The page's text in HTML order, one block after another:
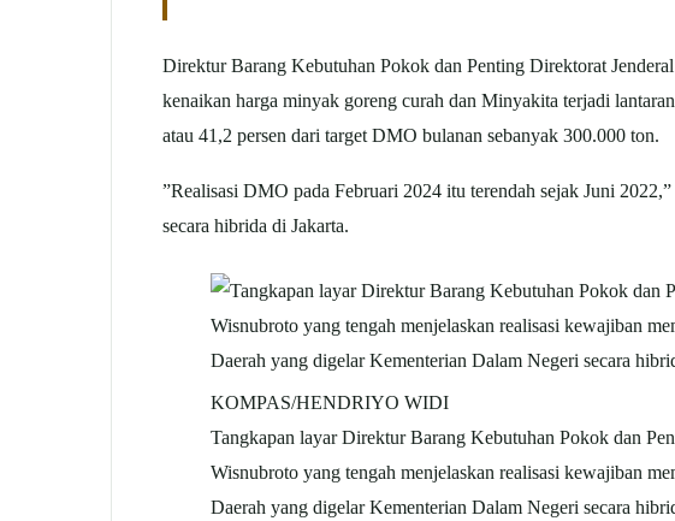
Direktur Barang Kebutuhan Pokok dan Penting Direktorat
kenaikan harga minyak goreng curah dan Minyakita terjadi
atau 41,2 persen dari target DMO bulanan sebanyak 300.000 ton.
”Realisasi DMO pada Februari 2024 itu terendah sejak Juni
secara hibrida di Jakarta.
KOMPAS/HENDRIYO WIDI
Tangkapan layar Direktur Barang Kebutuhan Pokok dan
Wisnubroto yang tengah menjelaskan realisasi kewajiban
Daerah yang digelar Kementerian Dalam Negeri secara